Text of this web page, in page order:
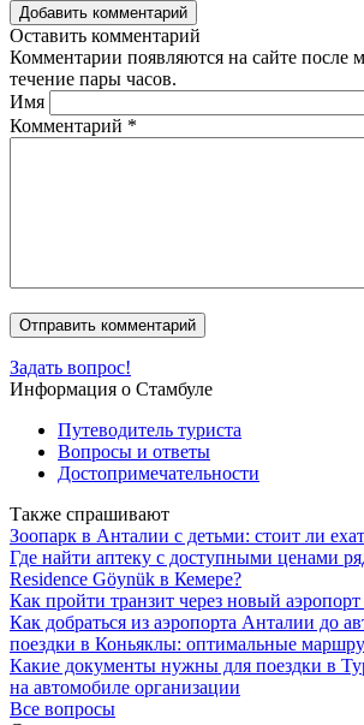
Добавить комментарий
Оставить комментарий
Комментарии появляются на сайте после
течение пары часов.
Имя
Комментарий *
Задать вопрос!
Информация о Стамбуле
Путеводитель туриста
Вопросы и ответы
Достопримечательности
Также спрашивают
Зоопарк в Анталии с детьми: стоит ли
Где найти аптеку с доступными ценами
Residence Göynük в Кемере?
Как пройти транзит через новый аэропорт
Как добраться из аэропорта Анталии до
поездки в Коньяклы: оптимальные
Какие документы нужны для поездки в
на автомобиле организации
Все вопросы